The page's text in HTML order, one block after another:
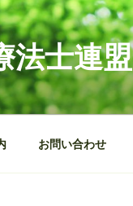
法士連盟
お問い合わせ